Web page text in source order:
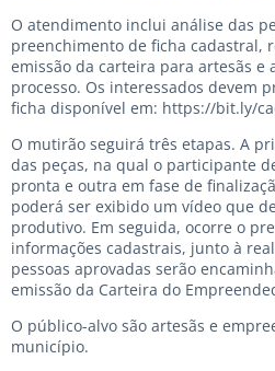
O atendimento inclui análise das
preenchimento de ficha cadastral,
emissão da carteira para artesãs e
processo. Os interessados devem
ficha disponível em: https://bit.ly/
O mutirão seguirá três etapas. A
das peças, na qual o participante
pronta e outra em fase de
poderá ser exibido um vídeo que
produtivo. Em seguida, ocorre o
informações cadastrais, junto à
pessoas aprovadas serão
emissão da Carteira do
O público-alvo são artesãs e
município.